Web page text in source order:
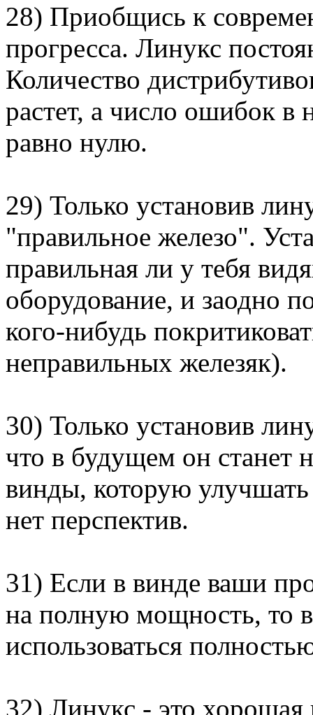
28) Приобщись к
прогресса. Линукс
Количество
растет, а число ошибок
равно нулю.
29) Только установив
"правильное железо".
правильная ли у тебя
оборудование, и заодно
кого-нибудь
неправильных железяк).
30) Только установив
что в будущем он станет
винды, которую
нет перспектив.
31) Если в винде ваши
на полную мощность, то
использоваться
32) Линукс - это